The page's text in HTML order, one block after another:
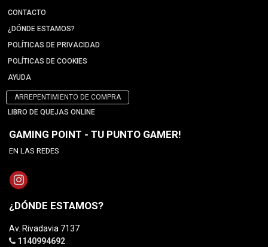
CONTACTO
¿DÓNDE ESTAMOS?
POLÍTICAS DE PRIVACIDAD
POLÍTICAS DE COOKIES
AYUDA
ARREPENTIMIENTO DE COMPRA
LIBRO DE QUEJAS ONLINE
GAMING POINT - TU PUNTO GAMER!
EN LAS REDES
¿DÓNDE ESTAMOS?
Av. Rivadavia 7137
1140994692